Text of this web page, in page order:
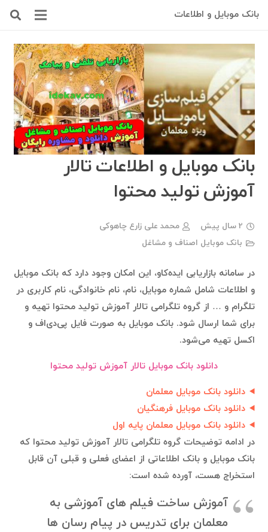
بانک موبایل و اطلاعات
بانک موبایل و اطلاعات تالار
آموزش تولید محتوا
2 سال پیش
محمد علی زارع چاهوکی
بانک موبایل اصناف و مشاغل
در سامانه بازاریابی ایده‌کاو، این امکان وجود دارد که بانک موبایل
و اطلاعات شامل شماره موبایل، نام، نام خانوادگی، نام کاربری در
تلگرام و … از گروه تلگرامی تالار آموزش تولید محتوا تهیه و
برای شما ارسال شود. بانک موبایل به صورت فایل پی‌دی‌اف و
اکسل تهیه می‌شود.
دانلود بانک موبایل تالار آموزش تولید محتوا
دانلود بانک موبایل معلمان
دانلود بانک موبایل فرهنگیان
دانلود بانک موبایل معلمان پایه اول
در ادامه توضیحات گروه تلگرامی تالار آموزش تولید محتوا که
بانک موبایل و بانک اطلاعاتی از اعضای فعلی و قبلی آن قابل
استخراج هست، آورده شده است:
آموزش ساخت فیلم های آموزشی به
معلمان برای تدریس در پیام رسان ها